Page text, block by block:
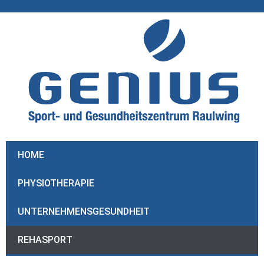
HOME
PHYSIOTHERAPIE
UNTERNEHMENSGESUNDHEIT
REHASPORT